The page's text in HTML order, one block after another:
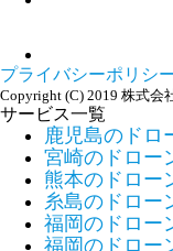
プライバシーポリシ
Copyright (C) 2019 株式会
サービス一覧
鹿児島のドロ
宮崎のドロー
熊本のドロー
糸島のドロー
福岡のドロー
福岡のドロー